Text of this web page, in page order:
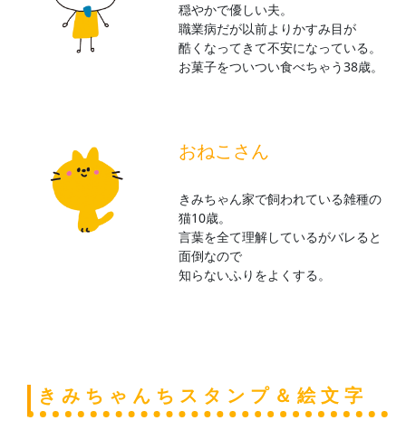
穏やかで優しい夫。
職業病だが以前よりかすみ目が
酷くなってきて不安になっている。
お菓子をついつい食べちゃう38歳。
おねこさん
きみちゃん家で飼われている雑種の
猫10歳。
言葉を全て理解しているがバレると
面倒なので
知らないふりをよくする。
きみちゃんちスタンプ＆絵文字